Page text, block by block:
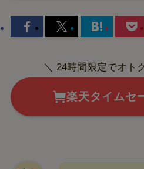
＼ 24時間限定でオト
楽天タイムセ